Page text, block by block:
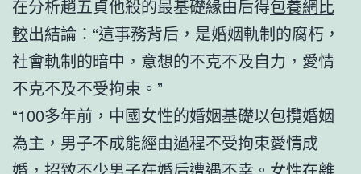
在分析趙五貞他殺的最基礎緣由后得包養網比
較出結論：“這事務背后，是婚姻軌制的腐朽，
社會軌制的暗中，意想的不克不及自力，愛情
不克不及不受拘束。”
“100多年前，中國女性的婚姻基礎以包攬婚姻
為主，男子不成能經由過程不受拘束愛情成
婚，招致不少男子在婚后遭遇不幸。女性在離